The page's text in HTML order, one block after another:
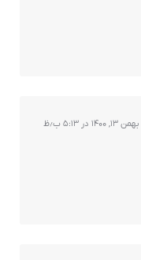
در ۵:۱۳ ب٫ظ